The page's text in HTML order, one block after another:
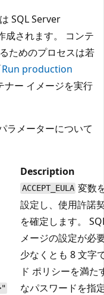
SQL Server
されます。 コンテ
ためのプロセスは若
Run production
ナー イメージを実行
ラメーターについて
Description
ACCEPT_EULA 変数
設定し、使用許諾
を確定します。
メージの設定が必
少なくとも 8 文字
ド ポリシーを満た
なパスワードを指